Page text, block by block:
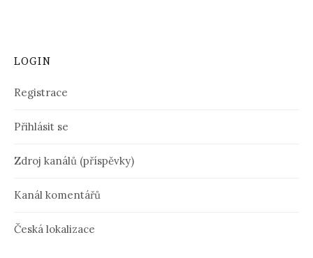
LOGIN
Registrace
Přihlásit se
Zdroj kanálů (příspěvky)
Kanál komentářů
Česká lokalizace